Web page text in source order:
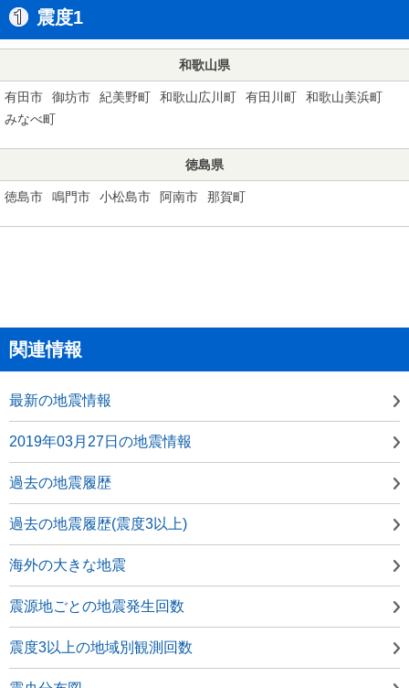
震度1
和歌山県
有田市 御坊市 紀美野町 和歌山広川町 有田川町
和歌山美浜町
みなべ町
徳島県
徳島市 鳴門市 小松島市 阿南市 那賀町
関連情報
最新の地震情報
2019年03月27日の地震情報
過去の地震履歴
過去の地震履歴(震度3以上)
海外の大きな地震
震源地ごとの地震発生回数
震度3以上の地域別観測回数